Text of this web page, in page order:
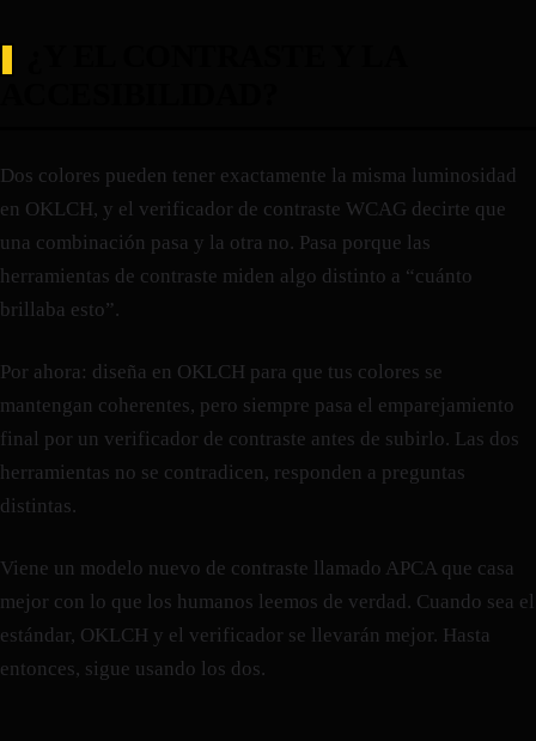
Dos colores pueden tener exactamente la misma luminosidad
en OKLCH, y el verificador de contraste WCAG decirte que
una combinación pasa y la otra no. Pasa porque las
herramientas de contraste miden algo distinto a “cuánto
brillaba esto”.
Por ahora: diseña en OKLCH para que tus colores se
mantengan coherentes, pero siempre pasa el emparejamiento
final por un verificador de contraste antes de subirlo. Las dos
herramientas no se contradicen, responden a preguntas
distintas.
Viene un modelo nuevo de contraste llamado APCA que casa
mejor con lo que los humanos leemos de verdad. Cuando sea el
estándar, OKLCH y el verificador se llevarán mejor. Hasta
entonces, sigue usando los dos.